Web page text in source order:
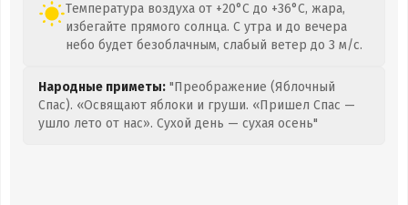
Температура воздуха от +20°C до +36°C, жара,
избегайте прямого солнца. С утра и до вечера
небо будет безоблачным, слабый ветер до 3 м/с.
Народные приметы: "Преображение (Яблочный
Спас). «Освящают яблоки и груши. «Пришел Спас —
ушло лето от нас». Сухой день — сухая осень"